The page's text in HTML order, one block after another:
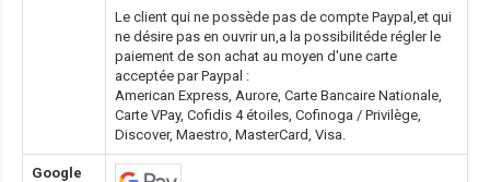
Le client qui ne possède pas de compte Paypal,et qui
ne désire pas en ouvrir un,a la possibilitéde régler le
paiement de son achat au moyen d'une carte
acceptée par Paypal :
American Express, Aurore, Carte Bancaire Nationale,
Carte VPay, Cofidis 4 étoiles, Cofinoga / Privilège,
Discover, Maestro, MasterCard, Visa.
Google